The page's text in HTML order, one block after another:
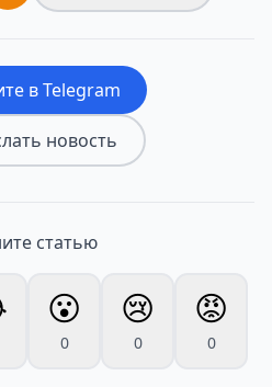
в Telegram
новость
статью
😮
0
😢
0
😡
0